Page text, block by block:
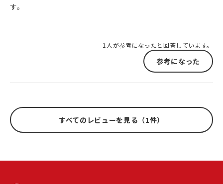
す。
1人が参考になったと回答しています。
参考になった
すべてのレビューを見る（1件）